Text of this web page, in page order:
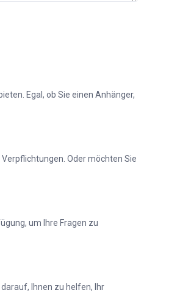
Egal, ob Sie einen Anhänger,
Oder möchten Sie
um Ihre Fragen zu
Ihnen zu helfen, Ihr